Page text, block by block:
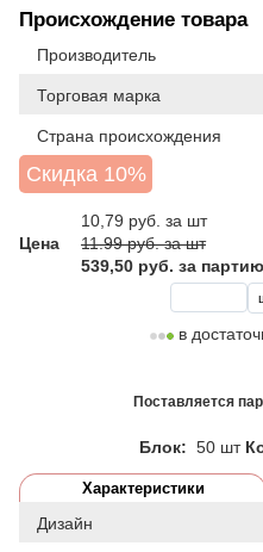
Происхождение товара
Производитель
Торговая марка
Страна происхождения
Скидка 10%
Цена
10,79 руб. за шт
11.99 руб. за шт
539,50 руб. за партию
в
Поставляется
Блок: 50 шт
Характеристики
Дизайн